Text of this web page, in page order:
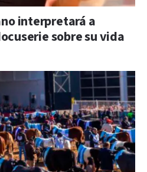
interpretará a
sobre su vida